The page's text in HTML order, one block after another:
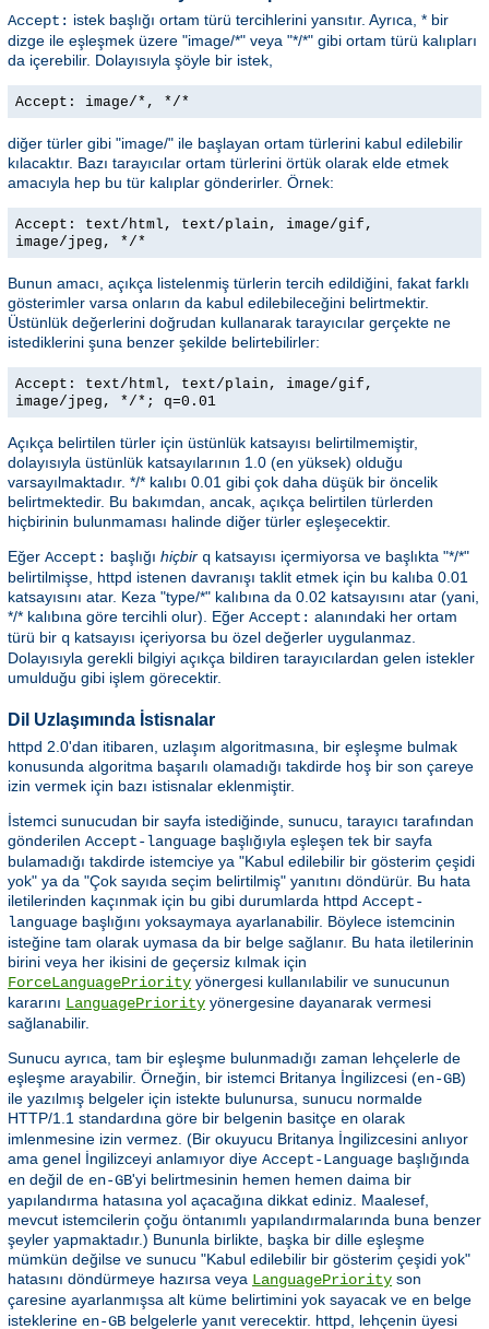
Accept: istek başlığı ortam türü tercihlerini yansıtır. Ayrıca, * bir
dizge ile eşleşmek üzere "image/*" veya "*/*" gibi ortam türü kalıpları
da içerebilir. Dolayısıyla şöyle bir istek,
Accept: image/*, */*
diğer türler gibi "image/" ile başlayan ortam türlerini kabul edilebilir
kılacaktır. Bazı tarayıcılar ortam türlerini örtük olarak elde etmek
amacıyla hep bu tür kalıplar gönderirler. Örnek:
Accept: text/html, text/plain, image/gif,
image/jpeg, */*
Bunun amacı, açıkça listelenmiş türlerin tercih edildiğini, fakat farklı
gösterimler varsa onların da kabul edilebileceğini belirtmektir.
Üstünlük değerlerini doğrudan kullanarak tarayıcılar gerçekte ne
istediklerini şuna benzer şekilde belirtebilirler:
Accept: text/html, text/plain, image/gif,
image/jpeg, */*; q=0.01
Açıkça belirtilen türler için üstünlük katsayısı belirtilmemiştir,
dolayısıyla üstünlük katsayılarının 1.0 (en yüksek) olduğu
varsayılmaktadır. */* kalıbı 0.01 gibi çok daha düşük bir öncelik
belirtmektedir. Bu bakımdan, ancak, açıkça belirtilen türlerden
hiçbirinin bulunmaması halinde diğer türler eşleşecektir.
Eğer Accept: başlığı hiçbir q katsayısı içermiyorsa ve başlıkta "*/*"
belirtilmişse, httpd istenen davranışı taklit etmek için bu kalıba 0.01
katsayısını atar. Keza "type/*" kalıbına da 0.02 katsayısını atar (yani,
*/* kalıbına göre tercihli olur). Eğer Accept: alanındaki her ortam
türü bir q katsayısı içeriyorsa bu özel değerler uygulanmaz.
Dolayısıyla gerekli bilgiyi açıkça bildiren tarayıcılardan gelen istekler
umulduğu gibi işlem görecektir.
Dil Uzlaşımında İstisnalar
httpd 2.0'dan itibaren, uzlaşım algoritmasına, bir eşleşme bulmak
konusunda algoritma başarılı olamadığı takdirde hoş bir son çareye
izin vermek için bazı istisnalar eklenmiştir.
İstemci sunucudan bir sayfa istediğinde, sunucu, tarayıcı tarafından
gönderilen Accept-language başlığıyla eşleşen tek bir sayfa
bulamadığı takdirde istemciye ya "Kabul edilebilir bir gösterim çeşidi
yok" ya da "Çok sayıda seçim belirtilmiş" yanıtını döndürür. Bu hata
iletilerinden kaçınmak için bu gibi durumlarda httpd Accept-
language başlığını yoksaymaya ayarlanabilir. Böylece istemcinin
isteğine tam olarak uymasa da bir belge sağlanır. Bu hata iletilerinin
birini veya her ikisini de geçersiz kılmak için
ForceLanguagePriority yönergesi kullanılabilir ve sunucunun
kararını LanguagePriority yönergesine dayanarak vermesi
sağlanabilir.
Sunucu ayrıca, tam bir eşleşme bulunmadığı zaman lehçelerle de
eşleşme arayabilir. Örneğin, bir istemci Britanya İngilizcesi (en-GB)
ile yazılmış belgeler için istekte bulunursa, sunucu normalde
HTTP/1.1 standardına göre bir belgenin basitçe en olarak
imlenmesine izin vermez. (Bir okuyucu Britanya İngilizcesini anlıyor
ama genel İngilizceyi anlamıyor diye Accept-Language başlığında
en değil de en-GB'yi belirtmesinin hemen hemen daima bir
yapılandırma hatasına yol açacağına dikkat ediniz. Maalesef,
mevcut istemcilerin çoğu öntanımlı yapılandırmalarında buna benzer
şeyler yapmaktadır.) Bununla birlikte, başka bir dille eşleşme
mümkün değilse ve sunucu "Kabul edilebilir bir gösterim çeşidi yok"
hatasını döndürmeye hazırsa veya LanguagePriority son
çaresine ayarlanmışsa alt küme belirtimini yok sayacak ve en belge
isteklerine en-GB belgelerle yanıt verecektir. httpd, lehçenin üyesi